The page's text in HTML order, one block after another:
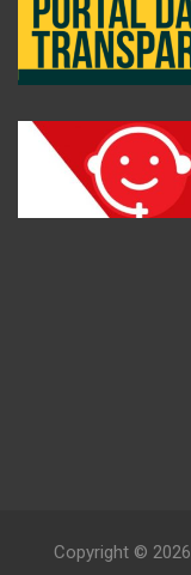
Copyright © 2026